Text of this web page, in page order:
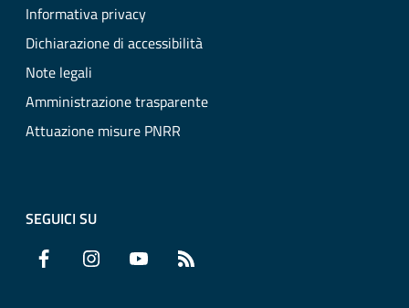
Informativa privacy
Dichiarazione di accessibilità
Note legali
Amministrazione trasparente
Attuazione misure PNRR
SEGUICI SU
Facebook Instagram YouTube